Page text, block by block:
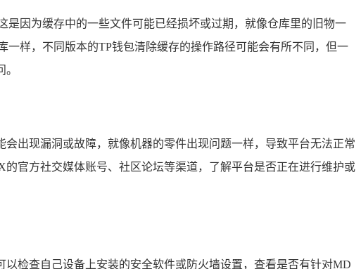
因为缓存中的一些文件可能已经损坏或过期，就像仓库里的旧物一
样，不同版本的TP钱包清除缓存的操作路径可能会有所不同，但一
出现漏洞或故障，就像机器的零件出现问题一样，导致平台无法正常
官方社交媒体账号、社区论坛等渠道，了解平台是否正在进行维护或
检查自己设备上安装的安全软件或防火墙设置，查看是否有针对MD